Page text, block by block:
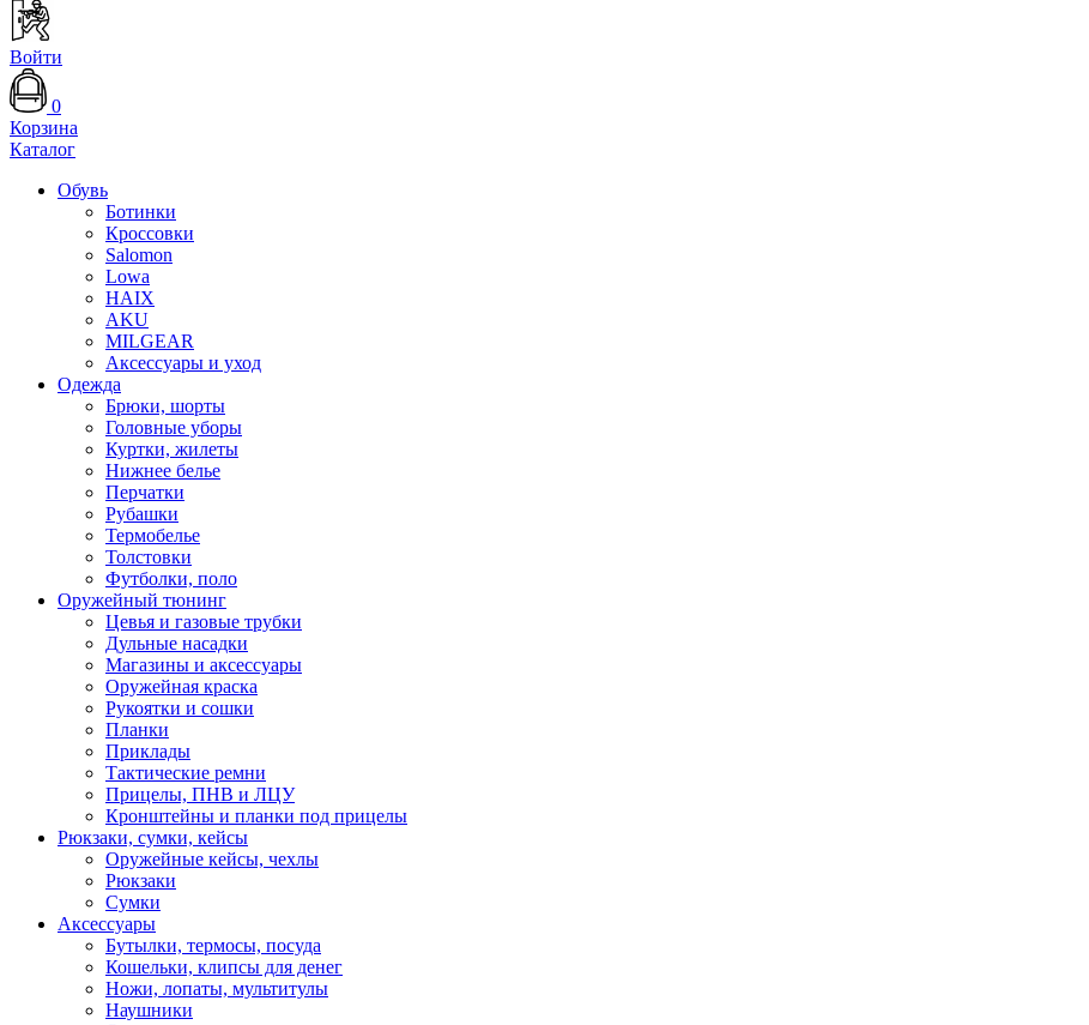
Войти
0
Корзина
Каталог
Обувь
Ботинки
Кроссовки
Salomon
Lowa
HAIX
AKU
MILGEAR
Аксессуары и уход
Одежда
Брюки, шорты
Головные уборы
Куртки, жилеты
Нижнее белье
Перчатки
Рубашки
Термобелье
Толстовки
Футболки, поло
Оружейный тюнинг
Цевья и газовые трубки
Дульные насадки
Магазины и аксессуары
Оружейная краска
Рукоятки и сошки
Планки
Приклады
Тактические ремни
Прицелы, ПНВ и ЛЦУ
Кронштейны и планки под прицелы
Рюкзаки, сумки, кейсы
Оружейные кейсы, чехлы
Рюкзаки
Сумки
Аксессуары
Бутылки, термосы, посуда
Кошельки, клипсы для денег
Ножи, лопаты, мультитулы
Наушники